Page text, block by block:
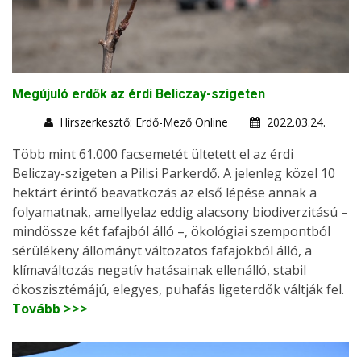
Megújuló erdők az érdi Beliczay-szigeten
Hírszerkesztő: Erdő-Mező Online
2022.03.24.
Több mint 61.000 facsemetét ültetett el az érdi
Beliczay-szigeten a Pilisi Parkerdő. A jelenleg közel 10
hektárt érintő beavatkozás az első lépése annak a
folyamatnak, amellyelaz eddig alacsony biodiverzitású –
mindössze két fafajból álló –, ökológiai szempontból
sérülékeny állományt változatos fafajokból álló, a
klímaváltozás negatív hatásainak ellenálló, stabil
ökoszisztémájú, elegyes, puhafás ligeterdők váltják fel.
Tovább >>>